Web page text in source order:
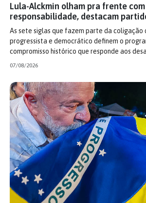
Lula-Alckmin olham pra frente
responsabilidade, destacam
As sete siglas que fazem parte da coligação
progressista e democrático definem o
compromisso histórico que responde aos
07/08/2026